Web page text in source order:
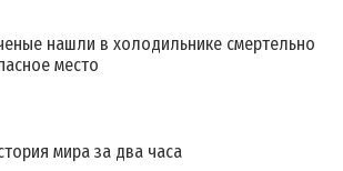
нашли в холодильнике смертельно
место
мира за два часа